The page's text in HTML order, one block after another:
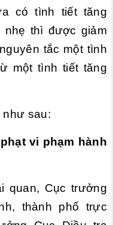
có tình tiết tăng
nhẹ thì được giảm
tắc một tình
một tình tiết tăng
như sau:
vi phạm hành
quan, Cục trưởng
thành phố trực